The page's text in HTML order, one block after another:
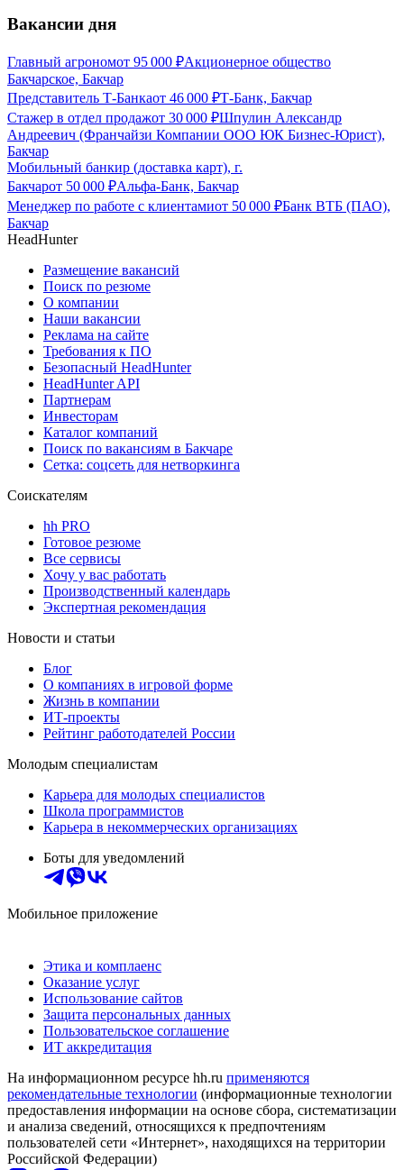
Вакансии дня
Главный агрономот 95 000 ₽Акционерное общество
Бакчарское, Бакчар
Представитель Т-Банкаот 46 000 ₽Т-Банк, Бакчар
Стажер в отдел продажот 30 000 ₽Шпулин Александр
Андреевич (Франчайзи Компании ООО ЮК Бизнес-Юрист),
Бакчар
Мобильный банкир (доставка карт), г.
Бакчарот 50 000 ₽Альфа-Банк, Бакчар
Менеджер по работе с клиентамиот 50 000 ₽Банк ВТБ (ПАО),
Бакчар
HeadHunter
Размещение вакансий
Поиск по резюме
О компании
Наши вакансии
Реклама на сайте
Требования к ПО
Безопасный HeadHunter
HeadHunter API
Партнерам
Инвесторам
Каталог компаний
Поиск по вакансиям в Бакчаре
Сетка: соцсеть для нетворкинга
Соискателям
hh PRO
Готовое резюме
Все сервисы
Хочу у вас работать
Производственный календарь
Экспертная рекомендация
Новости и статьи
Блог
О компаниях в игровой форме
Жизнь в компании
ИТ-проекты
Рейтинг работодателей России
Молодым специалистам
Карьера для молодых специалистов
Школа программистов
Карьера в некоммерческих организациях
Боты для уведомлений
Мобильное приложение
Этика и комплаенс
Оказание услуг
Использование сайтов
Защита персональных данных
Пользовательское соглашение
ИТ аккредитация
На информационном ресурсе hh.ru применяются
рекомендательные технологии (информационные технологии
предоставления информации на основе сбора, систематизации
и анализа сведений, относящихся к предпочтениям
пользователей сети «Интернет», находящихся на территории
Российской Федерации)